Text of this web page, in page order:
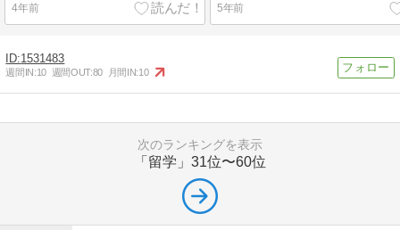
4年前 5年前
1531483
週間IN:10 週間OUT:80 月間IN:10
次のランキングを表示
「留学」 31位〜60位